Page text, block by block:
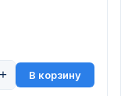
+ В корзину